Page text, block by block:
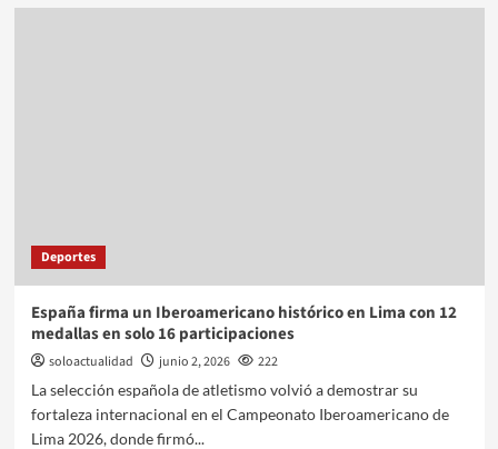
Deportes
España firma un Iberoamericano histórico en Lima con 12
medallas en solo 16 participaciones
soloactualidad junio 2, 2026
222
La selección española de atletismo volvió a demostrar su
fortaleza internacional en el Campeonato Iberoamericano de
Lima 2026, donde firmó...